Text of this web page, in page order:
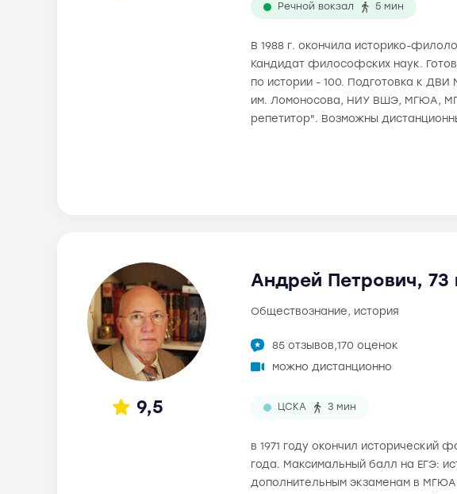
Речной вокзал 5 мин
В 1988 г. окончила историко-
Кандидат философских наук.
по истории - 100. Подготовка к
им. Ломоносова, НИУ ВШЭ, МГЮА,
репетитор". Возможны
9,5
Андрей Петрович, 73
обществознание, история
85 отзывов,170 оценок
можно дистанционно
ЦСКА 3 мин
в 1971 году окончил исторический
года. Максимальный балл на ЕГЭ:
дополнительным экзаменам в